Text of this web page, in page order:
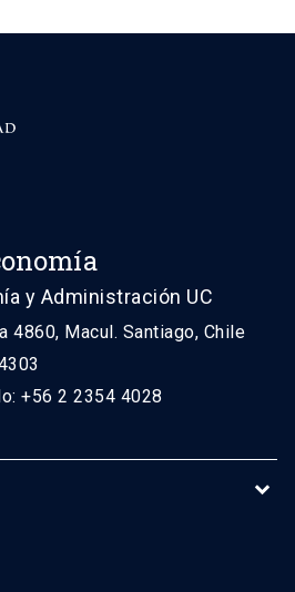
y Administración UC
4860, Macul. Santiago, Chile
+56 2 2354 4028